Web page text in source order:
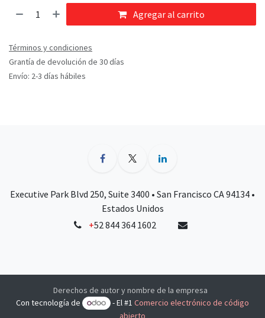
Agregar al carrito
Términos y condiciones
Grantía de devolución de 30 días
Envío: 2-3 días hábiles
Executive Park Blvd 250, Suite 3400 • San Francisco CA 94134 •
Estados Unidos
+52 844 364 1602
Derechos de autor y nombre de la empresa
Con tecnología de
- El #1Comercio electrónico de código
abierto